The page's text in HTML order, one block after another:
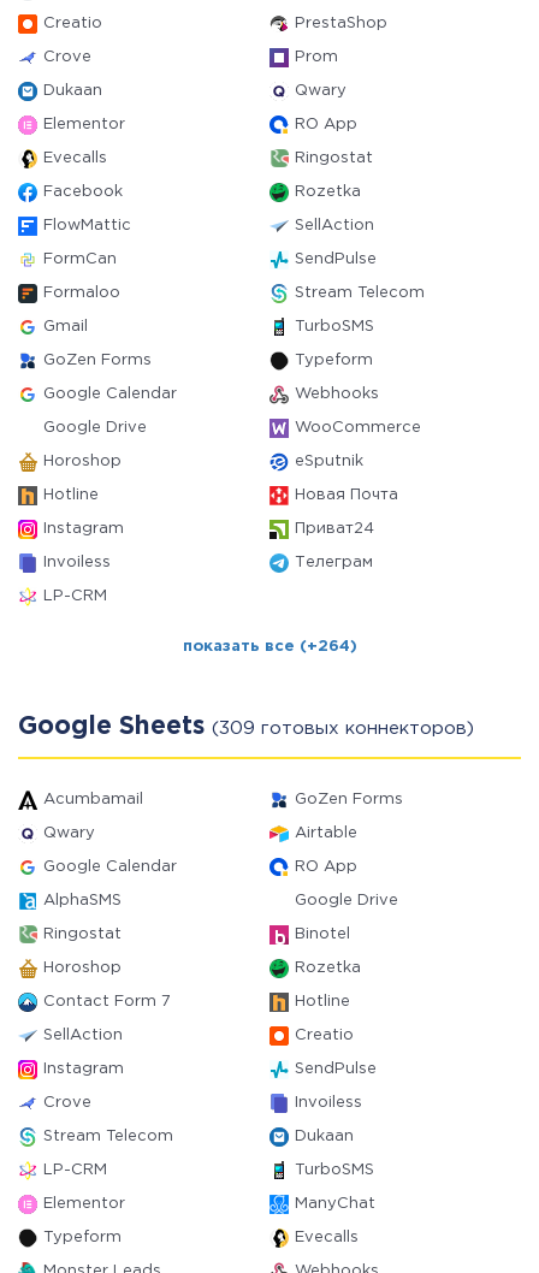
Creatio PrestaShop
Crove Prom
Dukaan Qwary
Elementor RO App
Evecalls Ringostat
Facebook Rozetka
FlowMattic SellAction
FormCan SendPulse
Formaloo Stream Telecom
Gmail TurboSMS
GoZen Forms Typeform
Google Calendar Webhooks
Google Drive WooCommerce
Horoshop eSputnik
Hotline Новая Почта
Instagram Приват24
Invoiless Телеграм
LP-CRM
показать все (+264)
Google Sheets (309 готовых коннекторов)
Acumbamail GoZen Forms
Qwary Airtable
Google Calendar RO App
AlphaSMS Google Drive
Ringostat Binotel
Horoshop Rozetka
Contact Form 7 Hotline
SellAction Creatio
Instagram SendPulse
Crove Invoiless
Stream Telecom Dukaan
LP-CRM TurboSMS
Elementor ManyChat
Typeform Evecalls